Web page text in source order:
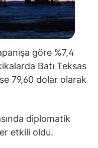
göre %7,4
Batı Teksas
79,60 dolar olarak
diplomatik
etkili oldu.